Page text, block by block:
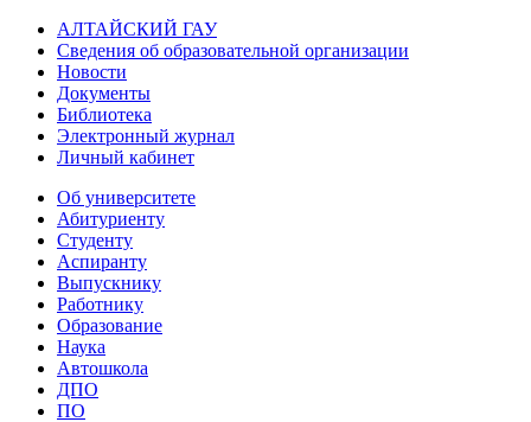
АЛТАЙСКИЙ ГАУ
Сведения об образовательной организации
Новости
Документы
Библиотека
Электронный журнал
Личный кабинет
Об университете
Абитуриенту
Студенту
Аспиранту
Выпускнику
Работнику
Образование
Наука
Автошкола
ДПО
ПО